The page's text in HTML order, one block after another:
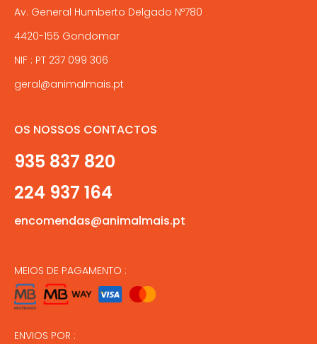
Av. General Humberto Delgado Nº780
4420-155 Gondomar
NIF : PT 237 099 306
geral@animalmais.pt
OS NOSSOS CONTACTOS
935 837 820
224 937 164
encomendas@animalmais.pt
MEIOS DE PAGAMENTO :
ENVIOS POR :